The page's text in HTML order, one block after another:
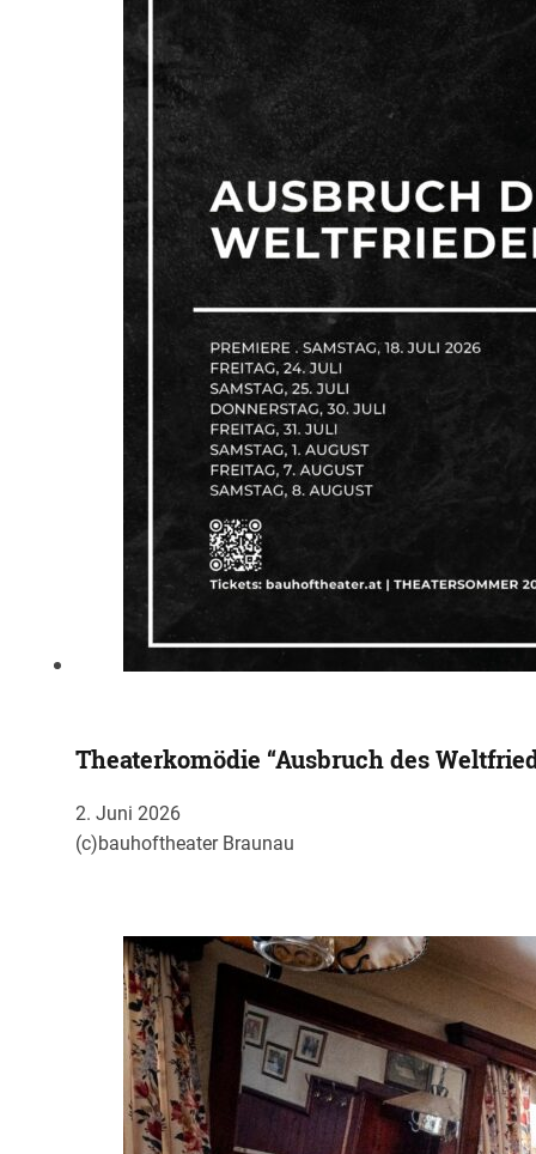
Theaterkomödie “Ausbruch des
2. Juni 2026
(c)bauhoftheater Braunau